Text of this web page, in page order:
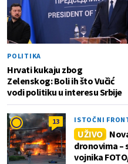
POLITIKA
Hrvati kukaju zbog
Zelenskog: Boli ih što Vučić
vodi politiku u interesu Srbije
13 ISTOČNI
UŽIVO
dronovima –
vojnika